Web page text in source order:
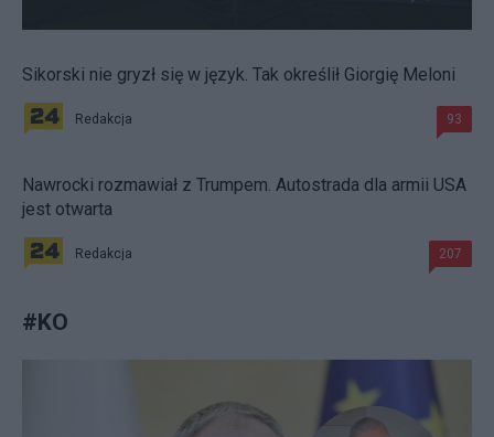
Sikorski nie gryzł się w język. Tak określił Giorgię Meloni
Redakcja 93
Nawrocki rozmawiał z Trumpem. Autostrada dla armii USA
jest otwarta
Redakcja 207
#KO